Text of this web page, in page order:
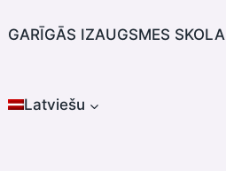
GARĪGĀS IZAUGSMES SKOLA
Latviešu